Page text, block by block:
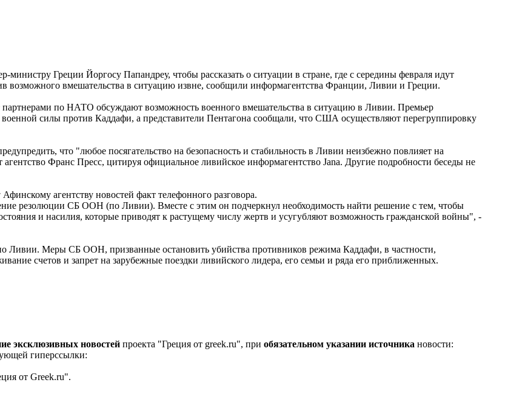
Греции Йоргосу Папандреу, чтобы рассказать о ситуации в стране, где с середины февраля идут
возможного вмешательства в ситуацию извне, сообщили информагентства Франции, Ливии и Греции.
по НАТО обсуждают возможность военного вмешательства в ситуацию в Ливии. Премьер
силы против Каддафи, а представители Пентагона сообщали, что США осуществляют перегруппировку
что "любое посягательство на безопасность и стабильность в Ливии неизбежно повлияет на
Франс Пресс, цитируя официальное ливийское информагентство Jana. Другие подробности беседы не
агентству новостей факт телефонного разговора.
резолюции СБ ООН (по Ливии). Вместе с этим он подчеркнул необходимость найти решение с тем, чтобы
и насилия, которые приводят к растущему числу жертв и усугубляют возможность гражданской войны", -
Меры СБ ООН, призванные остановить убийства противников режима Каддафи, в частности,
счетов и запрет на зарубежные поездки ливийского лидера, его семьи и ряда его приближенных.
эксклюзивных новостей проекта "Греция от greek.ru", при обязательном указании источника новости:
гиперссылки:
от Greek.ru".